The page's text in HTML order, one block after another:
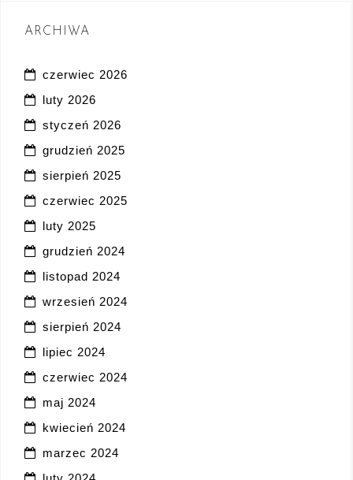
ARCHIWA
czerwiec 2026
luty 2026
styczeń 2026
grudzień 2025
sierpień 2025
czerwiec 2025
luty 2025
grudzień 2024
listopad 2024
wrzesień 2024
sierpień 2024
lipiec 2024
czerwiec 2024
maj 2024
kwiecień 2024
marzec 2024